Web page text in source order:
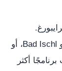
الأفضل المبيت في هالشتات أو Obertraun أو Bad Ischl، أو
أكثر